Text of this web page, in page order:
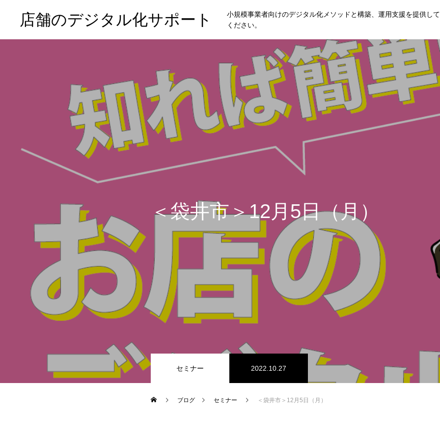
店舗のデジタル化サポート
小規模事業者向けのデジタル化メソッドと構築、運用支援を提供し
ください。
＜袋井市＞12月5日（月）
セミナー 2022.10.27
ブログ セミナー ＜袋井市＞12月5日（月）